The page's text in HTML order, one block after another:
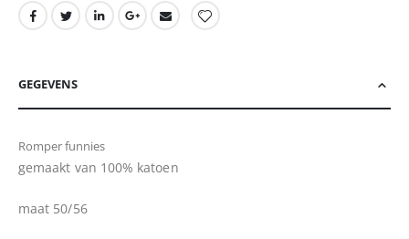
GEGEVENS
Romper funnies
gemaakt van 100% katoen
maat 50/56